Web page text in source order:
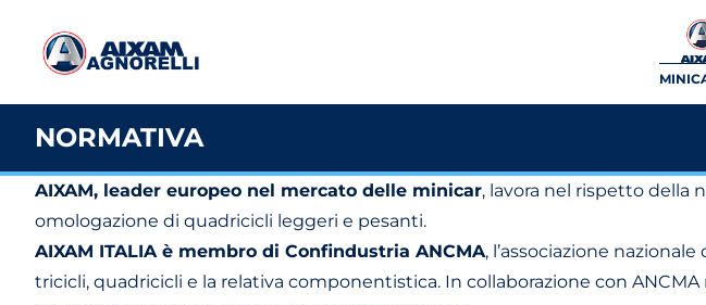
NORMATIVA
AIXAM, leader europeo nel mercato delle minicar, lavora nel rispetto della
omologazione di quadricicli leggeri e pesanti.
AIXAM ITALIA è membro di Confindustria ANCMA, l’associazione
tricicli, quadricicli e la relativa componentistica. In collaborazione con